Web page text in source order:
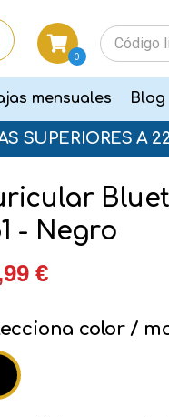
0
mensuales Blog
SUPERIORES A
- Negro
€
color /